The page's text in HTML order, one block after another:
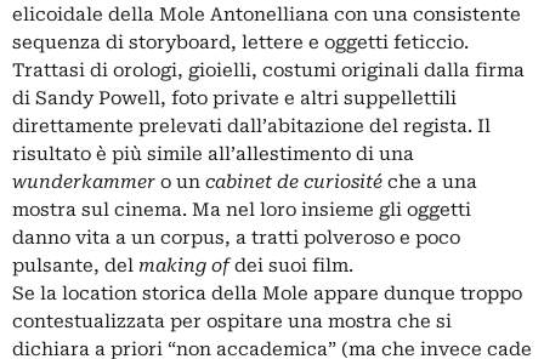
elicoidale della Mole Antonelliana con una consistente
sequenza di storyboard, lettere e oggetti feticcio.
Trattasi di orologi, gioielli, costumi originali dalla firma
di Sandy Powell, foto private e altri suppellettili
direttamente prelevati dall’abitazione del regista. Il
risultato è più simile all’allestimento di una
wunderkammer o un cabinet de curiosité che a una
mostra sul cinema. Ma nel loro insieme gli oggetti
danno vita a un corpus, a tratti polveroso e poco
pulsante, del making ofdei suoi film.
Se la location storica della Mole appare dunque troppo
contestualizzata per ospitare una mostra che si
dichiara a priori “non accademica” (ma che invece cade